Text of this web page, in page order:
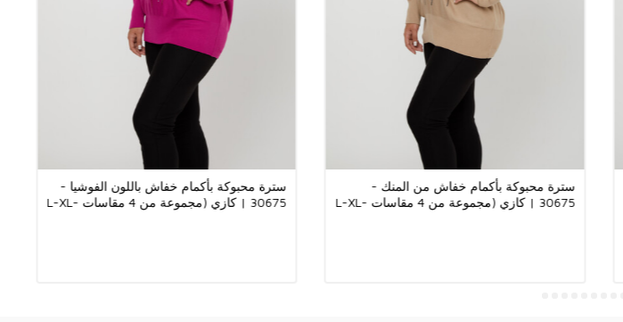
تعمل شركتنا على جميع أنواع أنظمة الدفع.
يمكنك الدفع عن طريق البنك أو عن طريق بطاقة الائتمان.
يمكنك الدفع عن طريق البضائع.
Union، Upt، Zolotaya Korona، Contact، Money Gram، Ria.
الأقمشة المستخدمة في جميع منتجات ماركة الملابس النسائية Kazee مصنوعة من ألياف
طبيعية. أحجار الكريستال والمطرزات في جميع منتجاتنا مصنوعة يدوياً.
الإكسسوار الذي يحمل شعار كازي على المنتج مطلي بالذهب ولا يفقد بريقه.
سترة محبوكة بأكمام خفاش من المنك -
30675 | كازي (مجموعة من 4 مقاسات L-XL-
سترة محبوكة بأكمام خفاش باللون الفوشيا -
30675 | كازي (مجموعة من 4 مقاسات L-XL-